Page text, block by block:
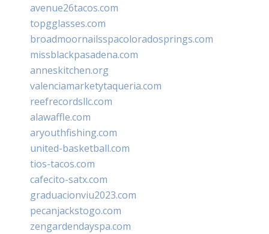
avenue26tacos.com
topgglasses.com
broadmoornailsspacoloradosprings.com
missblackpasadena.com
anneskitchen.org
valenciamarketytaqueria.com
reefrecordsllc.com
alawaffle.com
aryouthfishing.com
united-basketball.com
tios-tacos.com
cafecito-satx.com
graduacionviu2023.com
pecanjackstogo.com
zengardendayspa.com